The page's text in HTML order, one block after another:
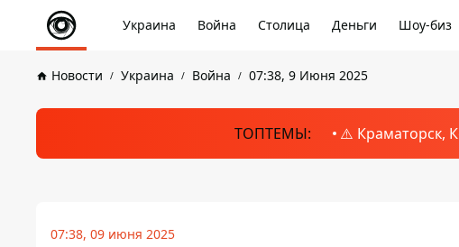
Украина Война Столица Деньги Шоу-биз
Новости Украина Война 07:38, 9 Июня 2025
ТОПТЕМЫ: ⚠️ Краматорск,
07:38, 09 июня 2025